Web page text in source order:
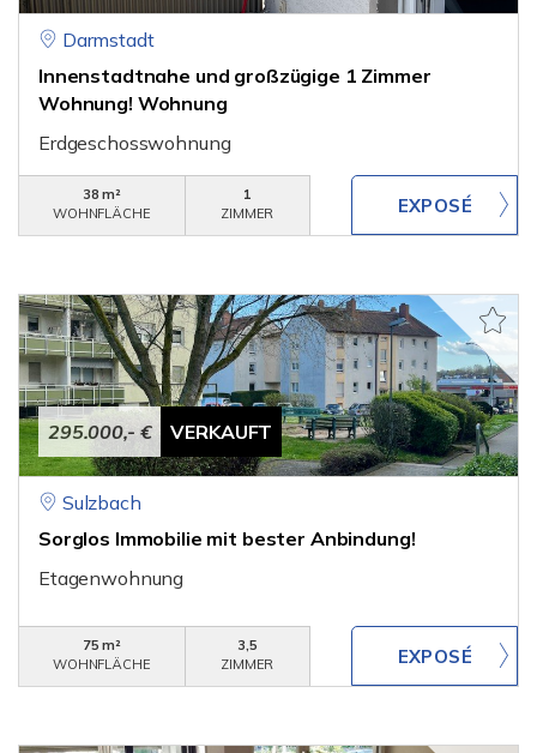
Darmstadt
Innenstadtnahe und großzügige 1 Zimmer
Wohnung! Wohnung
Erdgeschosswohnung
38 m²
WOHNFLÄCHE
1
ZIMMER
295.000,- € VERKAUFT
Sulzbach
Sorglos Immobilie mit bester Anbindung!
Etagenwohnung
75 m²
WOHNFLÄCHE
3,5
ZIMMER